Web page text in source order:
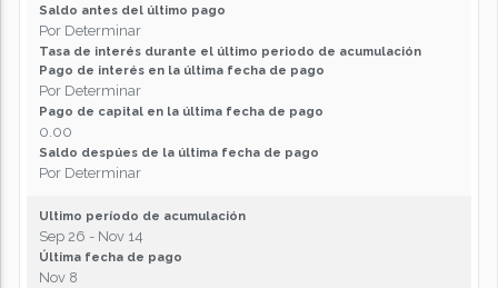
Saldo antes del último pago
Por Determinar
Tasa de interés durante el último periodo de acumulación
Pago de interés en la última fecha de pago
Por Determinar
Pago de capital en la última fecha de pago
0.00
Saldo despúes de la última fecha de pago
Por Determinar
Ultimo período de acumulación
Sep 26 - Nov 14
Última fecha de pago
Nov 8